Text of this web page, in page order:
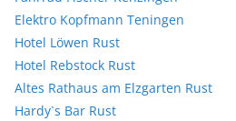
Elektro Kopfmann Teningen
Hotel Löwen Rust
Hotel Rebstock Rust
Altes Rathaus am Elzgarten Rust
Hardy`s Bar Rust